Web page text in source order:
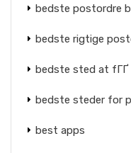
bedste postordre
bedste rigtige
bedste sted at fГҐ
bedste steder for
best apps